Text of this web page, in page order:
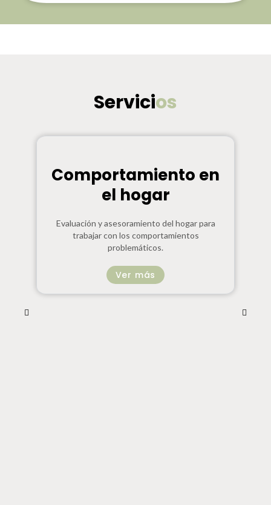
Servicios
Comportamiento en
el hogar
Evaluación y asesoramiento del hogar para
trabajar con los comportamientos
problemáticos.
Ver más